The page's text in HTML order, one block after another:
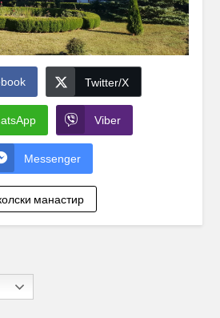
Twitter/X
Viber
Messenger
манастир